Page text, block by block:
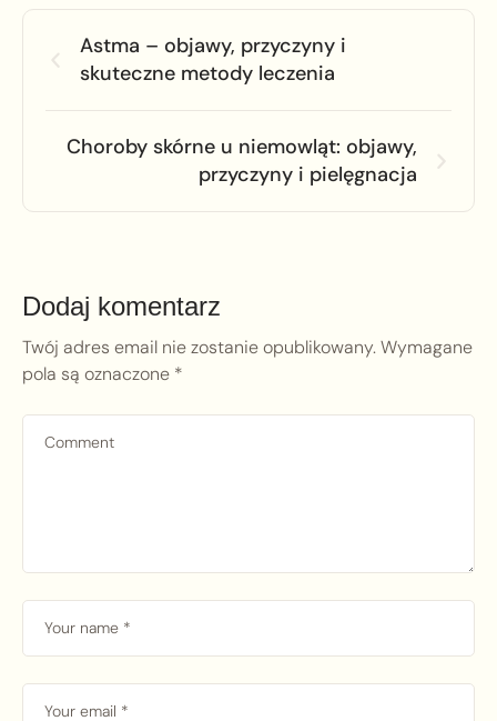
Astma – objawy, przyczyny i
skuteczne metody leczenia
Choroby skórne u niemowląt: objawy,
przyczyny i pielęgnacja
Dodaj komentarz
Twój adres email nie zostanie opublikowany.Wymagane
pola są oznaczone *